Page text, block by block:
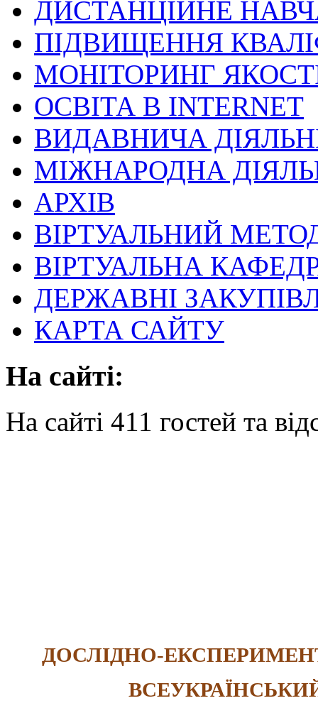
ДИСТАНЦІЙНЕ
ПІДВИЩЕННЯ
МОНІТОРИНГ
ОСВІТА В INTERNET
ВИДАВНИЧА
МІЖНАРОДНА
АРХІВ
ВІРТУАЛЬНИЙ
ВІРТУАЛЬНА
ДЕРЖАВНІ
КАРТА САЙТУ
На сайті:
На сайті 411 гостей та
ДОСЛІДНО-